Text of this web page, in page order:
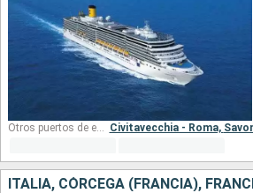
Otros puertos de embarque: Civitavecchia - Roma,
ITALIA, CÓRCEGA (FRANCIA),